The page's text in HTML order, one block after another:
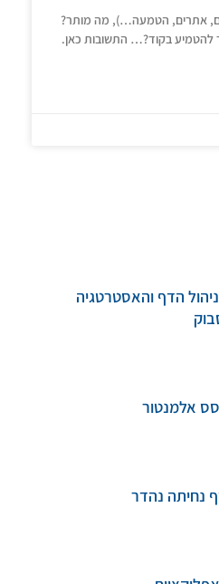
אתרים, הטמעה…), מה מותר?
בקוד?… התשובות כאן.
הדף והאסטרטגיה
אלמנטור
נחיתה נהדר